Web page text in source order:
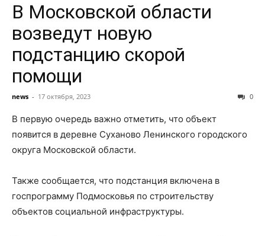
В Московской области
возведут новую
подстанцию скорой
помощи
news - 17 октября, 2023 0
В первую очередь важно отметить, что объект
появится в деревне Суханово Ленинского городского
округа Московской области.
Также сообщается, что подстанция включена в
госпрограмму Подмосковья по строительству
объектов социальной инфраструктуры.